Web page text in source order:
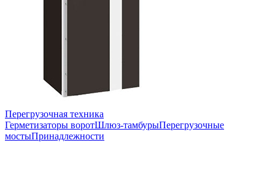
Перегрузочная техника
Герметизаторы воротШлюз-тамбурыПерегрузочные
мостыПринадлежности